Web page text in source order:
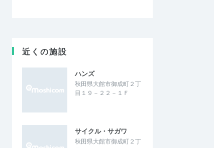
近くの施設
ハンズ
秋田県大館市御成町２丁
目１９－２２－１Ｆ
サイクル・サガワ
秋田県大館市御成町２丁